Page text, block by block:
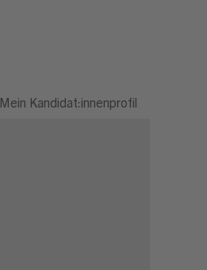
Mein Kandidat:innenprofil